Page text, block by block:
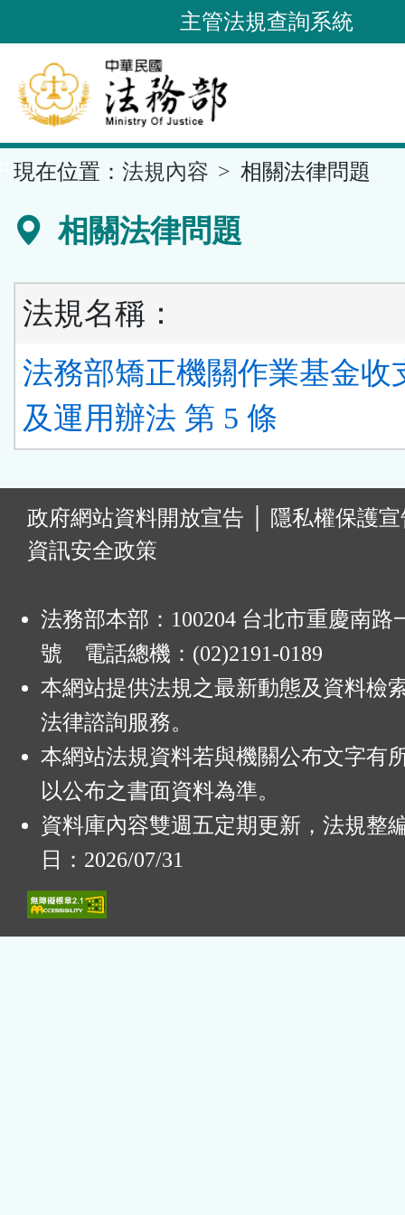
到
要
內
容
區
主管法規查詢系統
現在位置： 法規內容 相關法律問題
相關法律問題
法規名稱：
法務部矯正機關作業基金收
及運用辦法 第 5 條
政府網站資料開放宣告
隱私權保護
資訊安全政策
法務部本部：100204 台北市重慶南路
號 電話總機：(02)2191-0189
本網站提供法規之最新動態及資料檢
法律諮詢服務。
本網站法規資料若與機關公布文字有
以公布之書面資料為準。
資料庫內容雙週五定期更新，法規整
日：2026/07/31